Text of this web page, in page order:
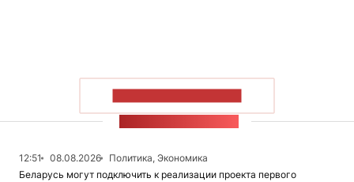
12:51 08.08.2026
Политика, Экономика
Беларусь могут подключить к реализации проекта первого